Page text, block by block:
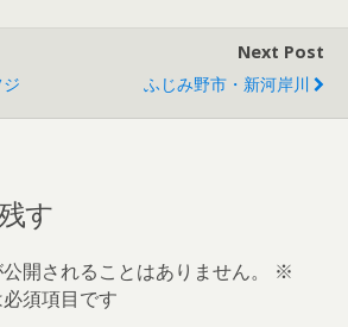
Next Post
ふじみ野市・新河岸川
す
開されることはありません。
※
須項目です